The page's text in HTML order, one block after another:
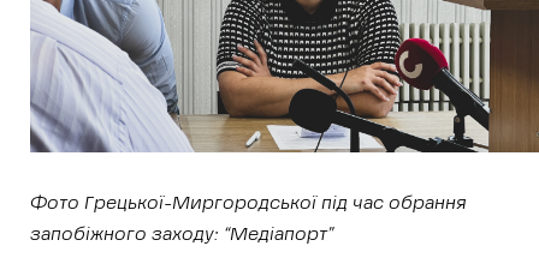
Фото Грецької-Миргородської під час обрання
запобіжного заходу: “Медіапорт”